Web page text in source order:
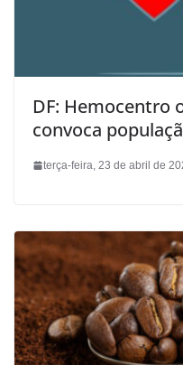
DF: Hemocentro
convoca
terça-feira, 23 de abril de